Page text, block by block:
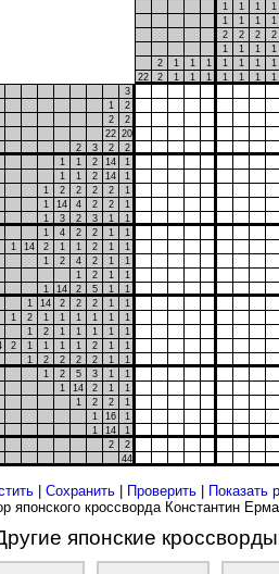
1
1 1 1
1
1 1 1
2
2 2 2
1
1 1 1
2
1 1 1 1 1 1 1
22
2 1 1 1 1 1 1 1
3
1
2
2
2
22 20
2
3 2
2
1
1 2 14
1
1
1 2 14
1
1
2 2 2 2
1
1
14 4 2 2
1
1
3 2 3 1
1
1
4 2 2 1
1
1
14 2 1 1 2 1
1
1
2 4 2 1
1
1
2 1
1
1
14 2 5 1
1
1
14 2 2 2 1
1
1
2 1 1 1 1 1
1
1
2 1 1 1 1
1
2 1 1 1 1 2 1
1
1
2 2 2 2 1
1
1
2 5 3 1
1
1
14 2 1
1
1
2 2
1
1
16
1
1
14
1
2
2
44
Сохранить Проверить Показать
японского кроссворда Константин
японские кроссворды